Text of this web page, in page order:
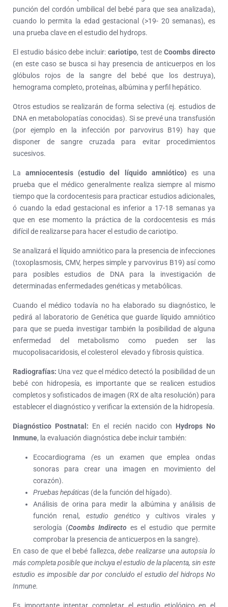
punción del cordón umbilical del bebé para que sea analizada),
cuando lo permita la edad gestacional (>19- 20 semanas), es
una prueba clave en el estudio del hydrops.
El estudio básico debe incluir: cariotipo, test deCoombs directo
(en este caso se busca si hay presencia de anticuerpos en los
glóbulos rojos de la sangre del bebé que los destruya),
hemograma completo, proteínas, albúmina y perfil hepático.
Otros estudios se realizarán de forma selectiva (ej. estudios de
DNA en metabolopatías conocidas). Si se prevé una transfusión
(por ejemplo en la infección por parvovirus B19) hay que
disponer de sangre cruzada para evitar procedimientos
sucesivos.
Laamniocentesis (estudio del líquido amniótico) es una
prueba que el médico generalmente realiza siempre al mismo
tiempo que la cordocentesis para practicar estudios adicionales,
ó cuando la edad gestacional es inferior a 17-18 semanas ya
que en ese momento la práctica de la cordocentesis es más
difícil de realizarse para hacer el estudio de cariotipo.
Se analizará el líquido amniótico para la presencia de infecciones
(toxoplasmosis, CMV, herpes simple y parvovirus B19) así como
para posibles estudios de DNA para la investigación de
determinadas enfermedades genéticas y metabólicas.
Cuando el médico todavía no ha elaborado su diagnóstico, le
pedirá al laboratorio de Genética que guarde líquido amniótico
para que se pueda investigar también la posibilidad de alguna
enfermedad del metabolismo como pueden ser las
mucopolisacaridosis, el colesterol elevado y fibrosis quística.
Radiografías: Una vez que el médico detectó la posibilidad de un
bebé con hidropesía, es importante que se realicen estudios
completos y sofisticados de imagen (RX de alta resolución) para
establecer el diagnóstico y verificar la extensión de la hidropesía.
Diagnóstico Postnatal: En el recién nacido con Hydrops No
Inmune, la evaluación diagnóstica debe incluir también:
Ecocardiograma (es un examen que emplea ondas
sonoras para crear una imagen en movimiento del
corazón).
Pruebas hepáticas (de la función del hígado).
Análisis de orina para medir la albúmina y análisis de
función renal, estudio genético y cultivos virales y
serología (Coombs Indirectoes el estudio que permite
comprobar la presencia de anticuerpos en la sangre).
En caso de que el bebé fallezca,debe realizarse una autopsia lo
más completa posible que incluya el estudio de la placenta, sin este
estudio es imposible dar por concluido el estudio del hidrops No
Inmune.